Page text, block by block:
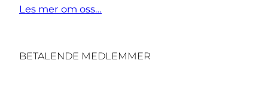
Les mer om oss…
BETALENDE MEDLEMMER